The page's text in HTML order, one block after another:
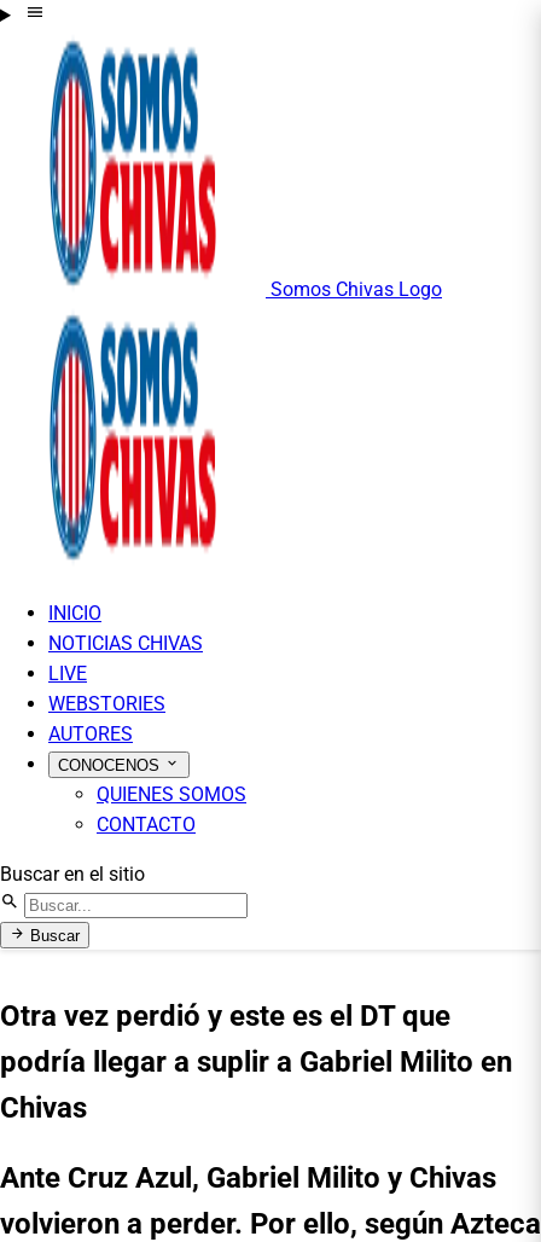
Somos Chivas Logo
INICIO
NOTICIAS CHIVAS
LIVE
WEBSTORIES
AUTORES
CONOCENOS
QUIENES SOMOS
CONTACTO
Buscar en el sitio
Buscar
Otra vez perdió y este es el DT que
podría llegar a suplir a Gabriel Milito en
Chivas
Ante Cruz Azul, Gabriel Milito y Chivas
volvieron a perder. Por ello, según Azteca